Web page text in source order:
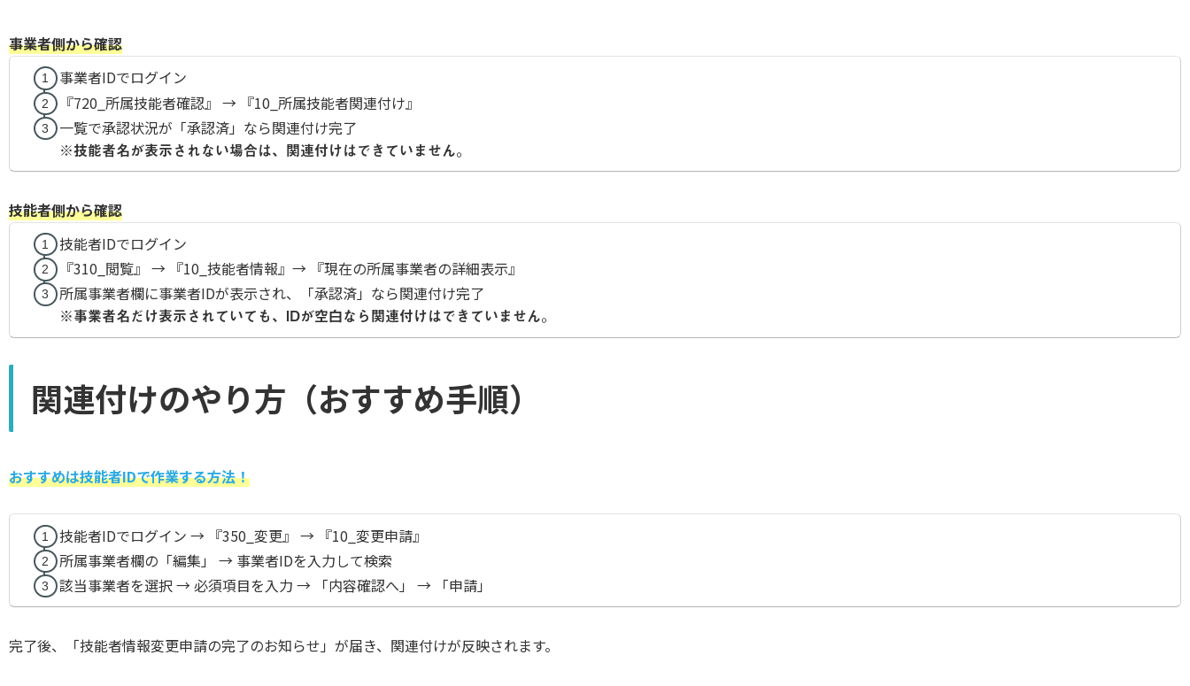
事業者側から確認
事業者IDでログイン
『720_所属技能者確認』 → 『10_所属技能者関連付け』
一覧で承認状況が「承認済」なら関連付け完了
※技能者名が表示されない場合は、関連付けはできていません。
技能者側から確認
技能者IDでログイン
『310_閲覧』 → 『10_技能者情報』→ 『現在の所属事業者の詳細表示』
所属事業者欄に事業者IDが表示され、「承認済」なら関連付け完了
※事業者名だけ表示されていても、IDが空白なら関連付けはできていません。
関連付けのやり方（おすすめ手順）
おすすめは技能者IDで作業する方法！
技能者IDでログイン → 『350_変更』 → 『10_変更申請』
所属事業者欄の「編集」 → 事業者IDを入力して検索
該当事業者を選択 → 必須項目を入力 → 「内容確認へ」 → 「申請」
完了後、「技能者情報変更申請の完了のお知らせ」が届き、関連付けが反映されます。